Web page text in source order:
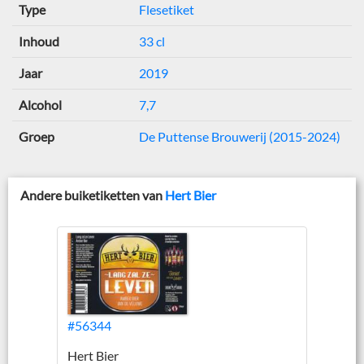
Type Flesetiket
Inhoud 33 cl
Jaar 2019
Alcohol 7,7
Groep De Puttense Brouwerij (2015-2024)
Andere buiketiketten van Hert Bier
#56344
Hert Bier